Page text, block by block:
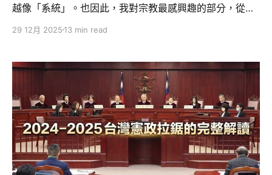
越像「系統」。也因此，我對宗教最感興趣的部分，從來
解、驗證、迭代，最後變成一套可操作的心智工具。 納瓦
晰度（clarity）與效能（efficiency）。他把佛學從「宗
教」拉回「操作手冊」，甚至更像是「人腦的除錯指
南」。我很認同，而且我覺得他歸納得比我更乾淨、更
狠，也更接近第一性原理。 我把這套理解用我的角度整理
成一篇文章不是要把佛教講得更玄，而是把它放進理性世
界裡，變成可用、可測、可複盤的東西。 「理性佛學」不
是矛盾，而是回到本質 很多人聽到「理性佛教」會覺得矛
盾：一邊是資料、程式碼、博弈論、資本回報率；一邊是
29 12月 2025 13 min read